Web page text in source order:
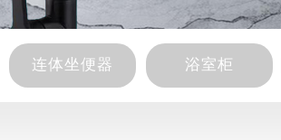
连体坐便器 浴室柜